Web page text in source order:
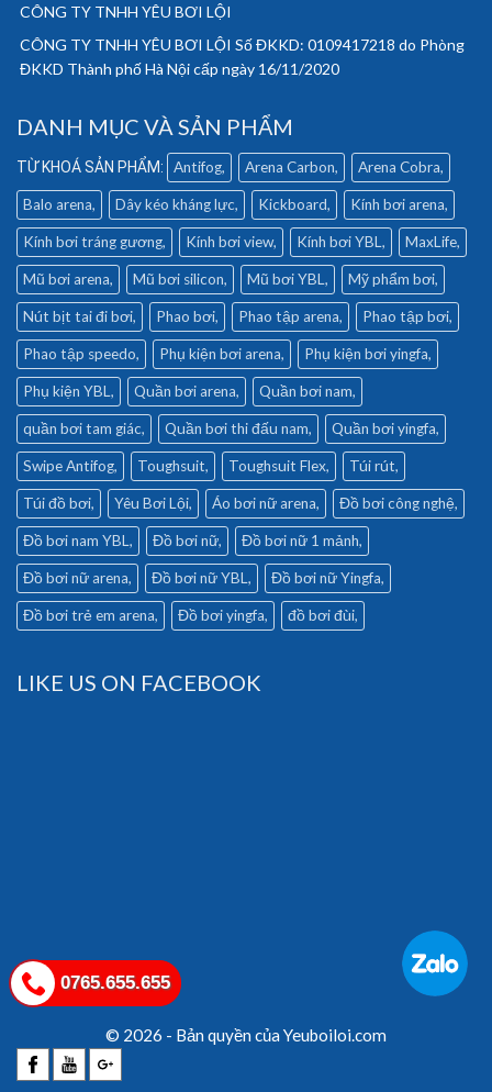
CÔNG TY TNHH YÊU BƠI LỘI
CÔNG TY TNHH YÊU BƠI LỘI Số ĐKKD: 0109417218 do Phòng
ĐKKD Thành phố Hà Nội cấp ngày 16/11/2020
DANH MỤC VÀ SẢN PHẨM
Antifog Arena Carbon Arena Cobra
Balo arena Dây kéo kháng lực Kickboard Kính bơi arena
Kính bơi tráng gương Kính bơi view Kính bơi YBL MaxLife
Mũ bơi arena Mũ bơi silicon Mũ bơi YBL Mỹ phẩm bơi
Nút bịt tai đi bơi Phao bơi Phao tập arena Phao tập bơi
Phao tập speedo Phụ kiện bơi arena Phụ kiện bơi yingfa
Phụ kiện YBL Quần bơi arena Quần bơi nam
quần bơi tam giác Quần bơi thi đấu nam Quần bơi yingfa
Swipe Antifog Toughsuit Toughsuit Flex Túi rút
Túi đồ bơi Yêu Bơi Lội Áo bơi nữ arena Đồ bơi công nghệ
Đồ bơi nam YBL Đồ bơi nữ Đồ bơi nữ 1 mảnh
Đồ bơi nữ arena Đồ bơi nữ YBL Đồ bơi nữ Yingfa
Đồ bơi trẻ em arena Đồ bơi yingfa đồ bơi đùi
LIKE US ON FACEBOOK
© 2026 - Bản quyền của Yeuboiloi.com
0765.655.655